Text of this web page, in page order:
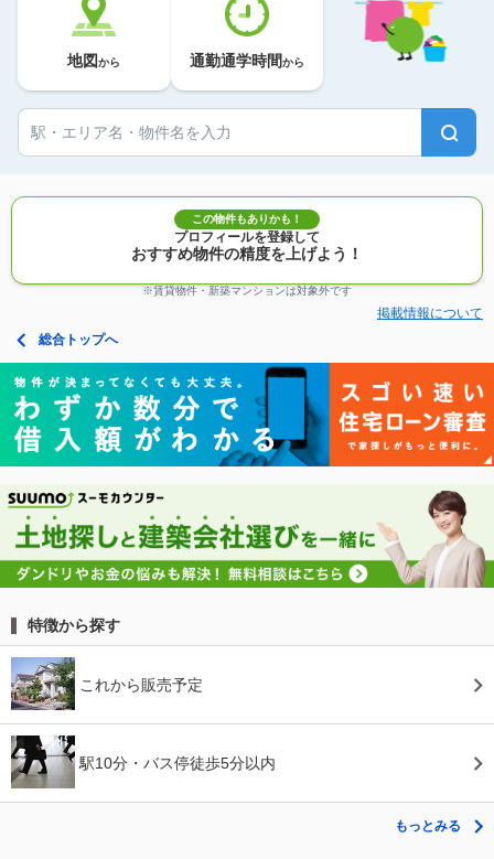
地図から 通勤通学時間から
この物件もありかも！
プロフィールを登録して
おすすめ物件の精度を上げよう！
※賃貸物件・新築マンションは対象外です
掲載情報について
総合トップへ
特徴から探す
これから販売予定
駅10分・バス停徒歩5分以内
もっとみる